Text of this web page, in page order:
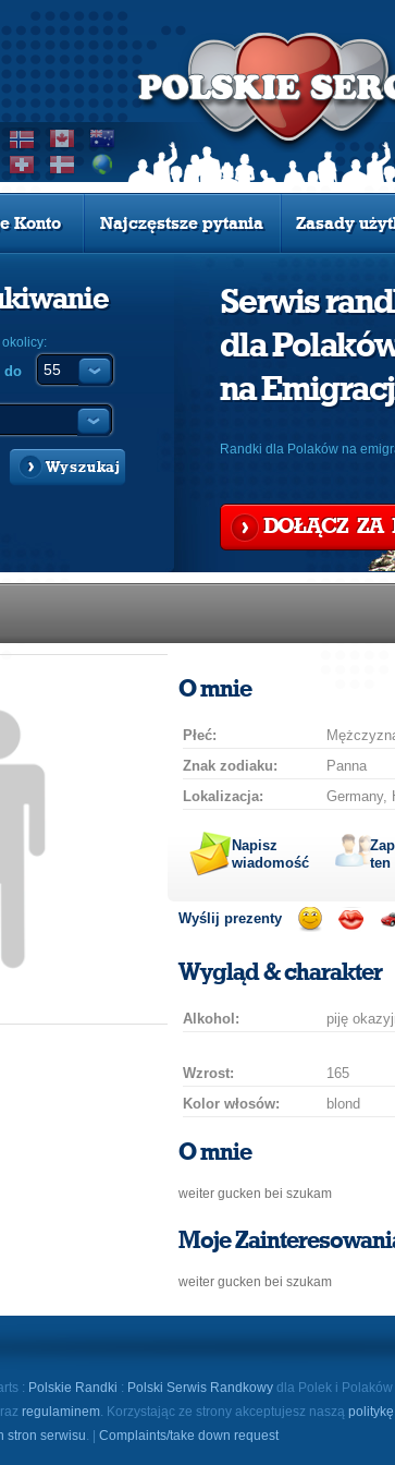
Konto Najczęstsze pytania Zasady
do
Wyszukaj
Serwis
dla
na
Randki dla Polaków na
DOŁĄCZ ZA
O mnie
Płeć:
Znak zodiaku:
Panna
Lokalizacja:
Germany,
Napisz
wiadomość
ten
Wyślij prezenty
uśmiechbuziaka
Wygląd & charakter
Alkohol: piję
Wzrost:
165
Kolor włosów:
blond
O mnie
weiter gucken bei szukam
Moje
weiter gucken bei szukam
: Polskie Randki : Polski Serwis Randkowy dla Polek i
regulaminem. Korzystając ze strony akceptujesz naszą
stron serwisu. | Complaints/take down request